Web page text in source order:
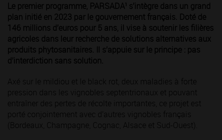
Le premier programme, PARSADA¹ s’intègre dans un grand
plan initié en 2023 par le gouvernement français. Doté de
146 millions d’euros pour 5 ans, il vise à soutenir les filières
agricoles dans leur recherche de solutions alternatives aux
produits phytosanitaires. Il s’appuie sur le principe : pas
d’interdiction sans solution.
Axé sur le mildiou et le black rot, deux maladies à forte
pression dans les vignobles septentrionaux et pouvant
entraîner des pertes de récolte importantes, ce projet est
porté conjointement avec d’autres vignobles français
(Bordeaux, Champagne, Cognac, Alsace et Sud-Ouest).